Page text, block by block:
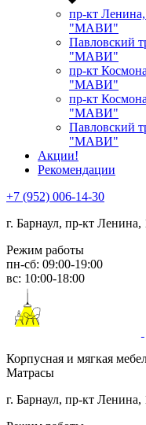
пр-кт
"МАВИ"
​Павловский
"МАВИ"
пр-кт
"МАВИ"
пр-кт
"МАВИ"
Павловский
"МАВИ"
Акции!
Рекомендации
+7 (952) 006-14-30
г. Барнаул, пр-кт Ленина,
Режим работы
пн-сб: 09:00-19:00
вс: 10:00-18:00
Корпусная и мягкая
Матрасы
г. Барнаул, пр-кт